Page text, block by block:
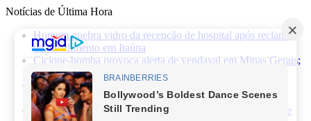
Notícias de Última Hora
Homem quebra vidro da recepção de hospital após reclamar
de atendimento em Itaúna
Ciclone-bomba provoca alerta de vendaval em Minas Gerais;
veja os impactos previstos para Divinópolis
Homem morre após sofrer choque elétrico e cair de oito
metros durante manutenção em academia
PRF apreende 75 mil maços de cigarros contrabandeados e